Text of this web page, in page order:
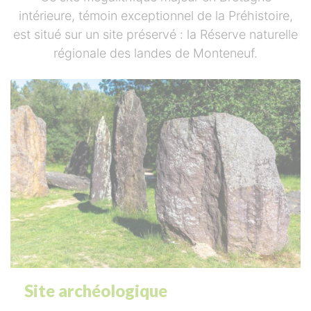
intérieure, témoin exceptionnel de la Préhistoire,
est situé sur un site préservé : la Réserve naturelle
régionale des landes de Monteneuf.
Site archéologique